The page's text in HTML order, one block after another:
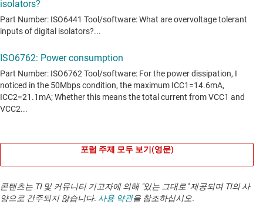
포럼 주제 모두 보기(영문)
콘텐츠는 TI 및 커뮤니티 기고자에 의해 "있는 그대로" 제공되며 TI의 사
양으로 간주되지 않습니다. 사용 약관을 참조하십시오.